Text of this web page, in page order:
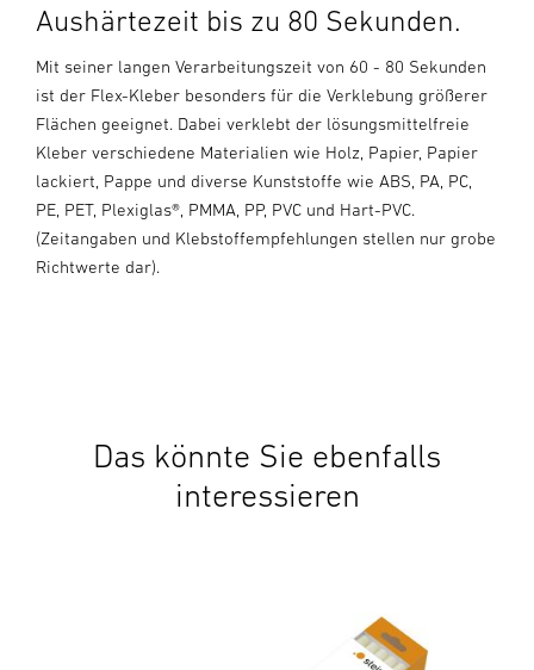
Aushärtezeit bis zu 80 Sekunden.
Mit seiner langen Verarbeitungszeit von 60 - 80 Sekunden
ist der Flex-Kleber besonders für die Verklebung größerer
Flächen geeignet. Dabei verklebt der lösungsmittelfreie
Kleber verschiedene Materialien wie Holz, Papier, Papier
lackiert, Pappe und diverse Kunststoffe wie ABS, PA, PC,
PE, PET, Plexiglas®, PMMA, PP, PVC und Hart-PVC.
(Zeitangaben und Klebstoffempfehlungen stellen nur grobe
Richtwerte dar).
Das könnte Sie ebenfalls
interessieren